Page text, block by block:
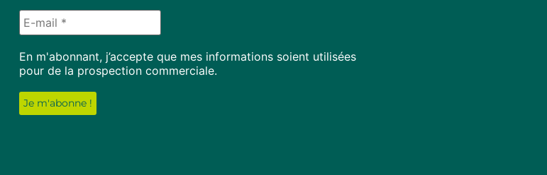
En m'abonnant, j’accepte que mes informations soient utilisées
pour de la prospection commerciale.